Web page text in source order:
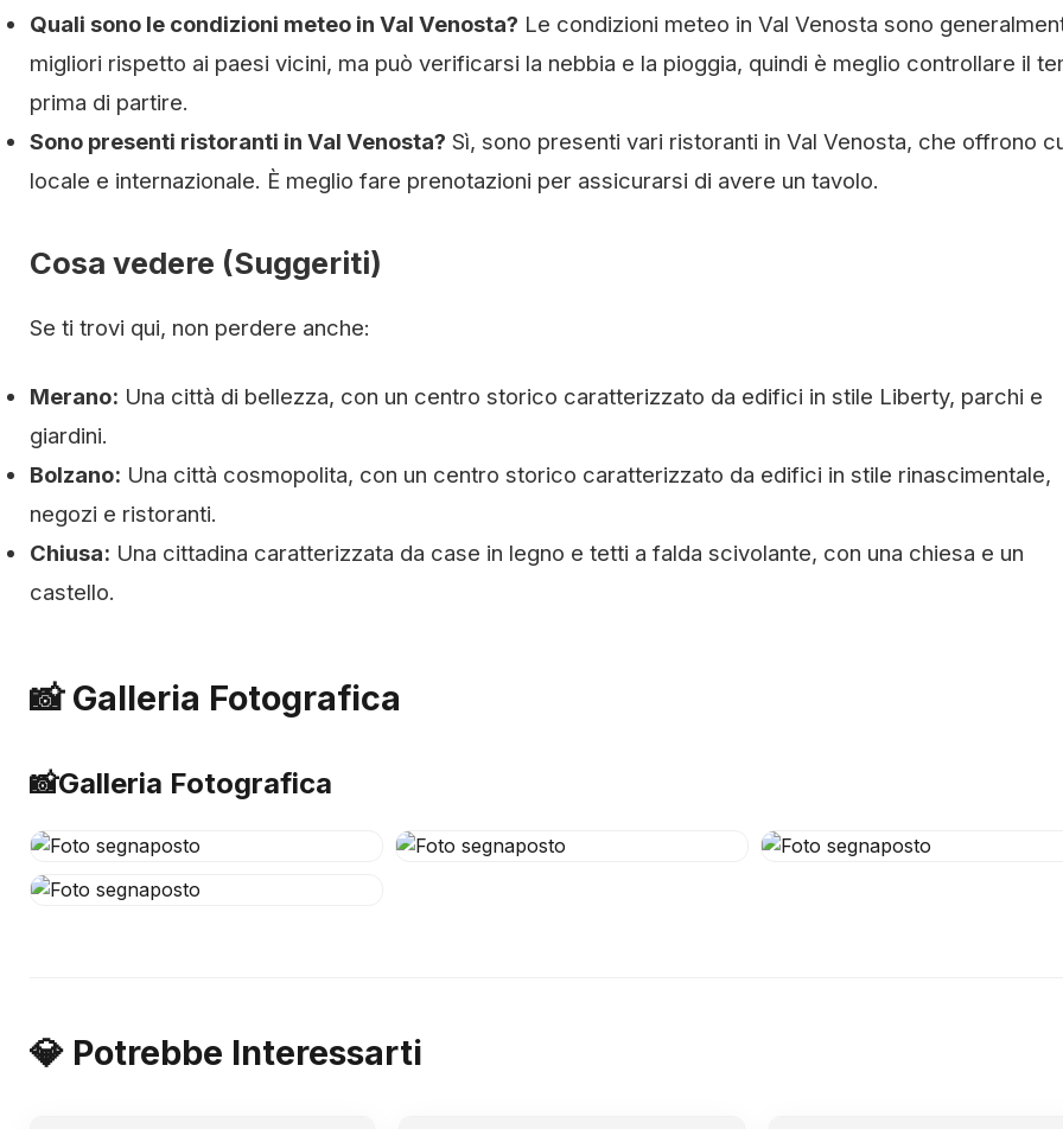
Quali sono le condizioni meteo in Val Venosta? Le condizioni meteo in Val Venosta sono
migliori rispetto ai paesi vicini, ma può verificarsi la nebbia e la pioggia, quindi è meglio controllare il
prima di partire.
Sono presenti ristoranti in Val Venosta? Sì, sono presenti vari ristoranti in Val Venosta, che offrono
locale e internazionale. È meglio fare prenotazioni per assicurarsi di avere un tavolo.
Cosa vedere (Suggeriti)
Se ti trovi qui, non perdere anche:
Merano: Una città di bellezza, con un centro storico caratterizzato da edifici in stile Liberty, parchi e
giardini.
Bolzano: Una città cosmopolita, con un centro storico caratterizzato da edifici in stile rinascimentale,
negozi e ristoranti.
Chiusa: Una cittadina caratterizzata da case in legno e tetti a falda scivolante, con una chiesa e un
castello.
📸 Galleria Fotografica
📸Galleria Fotografica
💎 Potrebbe Interessarti